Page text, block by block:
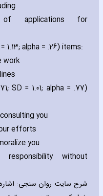
of applications for
1.13; alpha = .26) items:
work
SD = 1.01; alpha = .77)
you
efforts
you
without
شرح سایت روان سنجی: اشاره